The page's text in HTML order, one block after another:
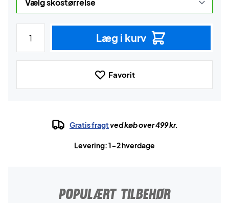
Læg i kurv
Favorit
Gratis fragtved køb over 499 kr.
Levering: 1-2 hverdage
POPULÆRT TILBEHØR